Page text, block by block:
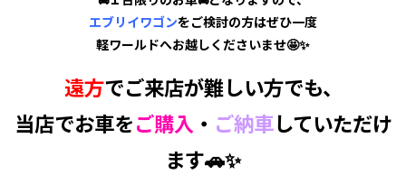
エブリイワゴンをご検討の方はぜひ一度
軽ワールドへお越しくださいませ🤩✨
遠方でご来店が難しい方でも、
当店でお車をご購入 ・ ご納車していただけ
ます🚗✨